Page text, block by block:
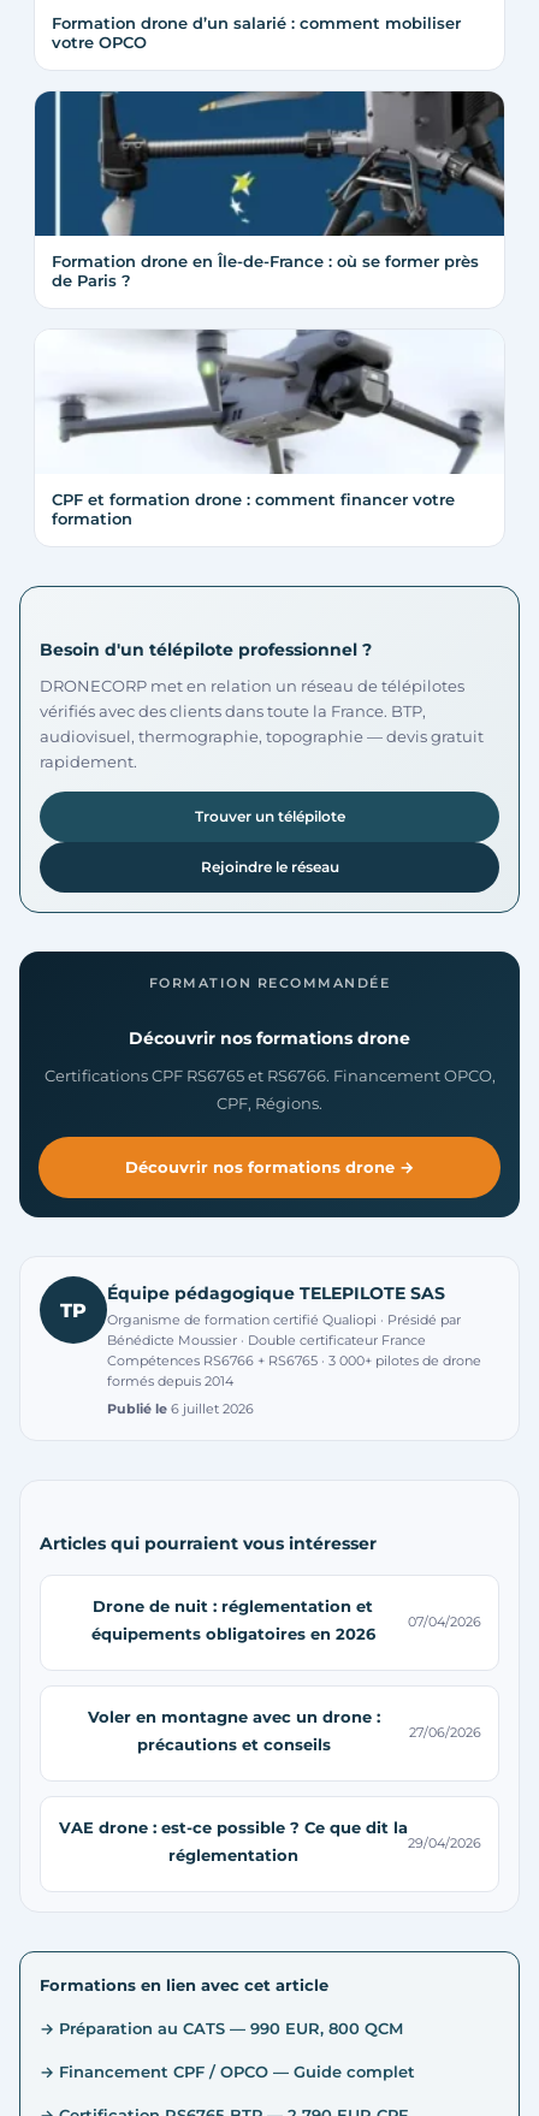
Formation drone d’un salarié : comment mobiliser
votre OPCO
Formation drone en Île-de-France : où se former près
de Paris ?
CPF et formation drone : comment financer votre
formation
Besoin d'un télépilote professionnel ?
DRONECORP met en relation un réseau de télépilotes
vérifiés avec des clients dans toute la France. BTP,
audiovisuel, thermographie, topographie — devis gratuit
rapidement.
Trouver un télépilote
Rejoindre le réseau
FORMATION RECOMMANDÉE
Découvrir nos formations drone
Certifications CPF RS6765 et RS6766. Financement OPCO,
CPF, Régions.
Découvrir nos formations drone →
TP
Équipe pédagogique TELEPILOTE SAS
Organisme de formation certifié Qualiopi · Présidé par
Bénédicte Moussier · Double certificateur France
Compétences RS6766 + RS6765 · 3 000+ pilotes de drone
formés depuis 2014
Publié le 6 juillet 2026
Articles qui pourraient vous intéresser
Drone de nuit : réglementation et
équipements obligatoires en 2026
07/04/2026
Voler en montagne avec un drone :
précautions et conseils
27/06/2026
VAE drone : est-ce possible ? Ce que dit la
réglementation
29/04/2026
Formations en lien avec cet article
→ Préparation au CATS — 990 EUR, 800 QCM
→ Financement CPF / OPCO — Guide complet